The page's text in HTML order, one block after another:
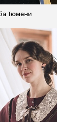
Тюмени